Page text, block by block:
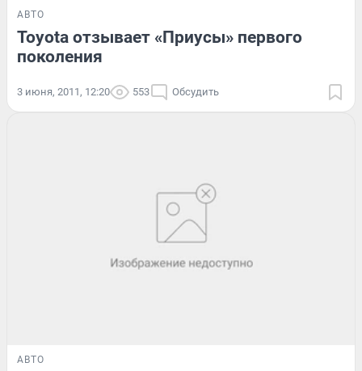
АВТО
Toyota отзывает «Приусы» первого
поколения
3 июня, 2011, 12:20 553 Обсудить
АВТО